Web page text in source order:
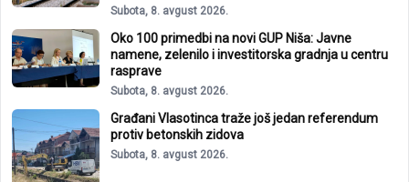
Subota, 8. avgust 2026.
Oko 100 primedbi na novi GUP Niša: Javne
namene, zelenilo i investitorska gradnja u centru
rasprave
Subota, 8. avgust 2026.
Građani Vlasotinca traže još jedan referendum
protiv betonskih zidova
Subota, 8. avgust 2026.